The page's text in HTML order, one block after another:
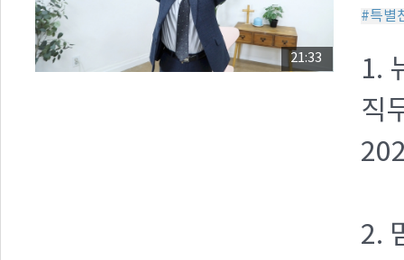
21:33
#특별
1.
직
2.